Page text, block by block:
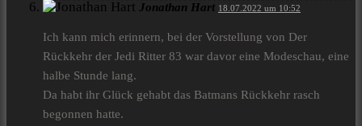
Jonathan Hart 18.07.2022 um 10:52
Ich kann mich erinnern, bei der Vorstellung von Der
Rückkehr der Jedi Ritter 83 war davor eine Modeschau, eine
halbe Stunde lang.
Da habt ihr Glück gehabt das Batmans Rückkehr rasch
begonnen hatte.